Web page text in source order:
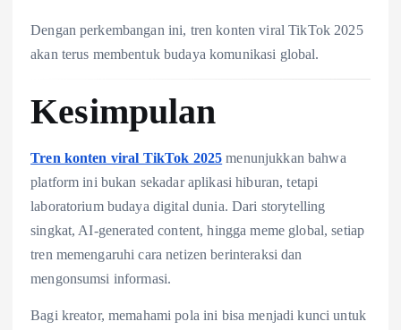
Dengan perkembangan ini, tren konten viral TikTok 2025
akan terus membentuk budaya komunikasi global.
Kesimpulan
Tren konten viral TikTok 2025 menunjukkan bahwa
platform ini bukan sekadar aplikasi hiburan, tetapi
laboratorium budaya digital dunia. Dari storytelling
singkat, AI-generated content, hingga meme global, setiap
tren memengaruhi cara netizen berinteraksi dan
mengonsumsi informasi.
Bagi kreator, memahami pola ini bisa menjadi kunci untuk